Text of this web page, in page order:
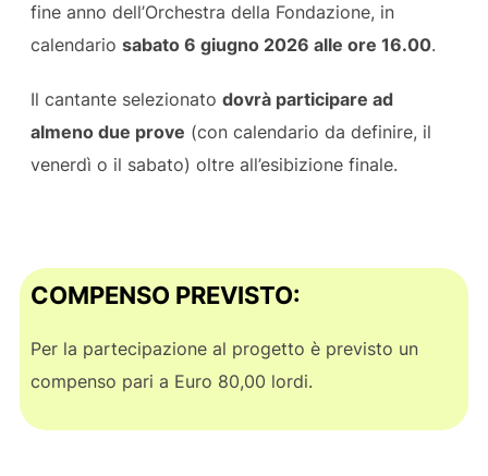
fine anno dell’Orchestra della Fondazione, in
calendario sabato 6 giugno 2026 alle ore 16.00.
Il cantante selezionato dovrà participare ad
almeno due prove (con calendario da definire, il
venerdì o il sabato) oltre all’esibizione finale.
COMPENSO PREVISTO:
Per la partecipazione al progetto è previsto un
compenso pari a Euro 80,00 lordi.